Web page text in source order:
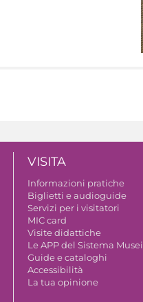
VISITA
Informazioni pratiche
Biglietti e audioguide
Servizi per i visitatori
MIC card
Visite didattiche
Le APP del Sistema Musei
Guide e cataloghi
Accessibilità
La tua opinione